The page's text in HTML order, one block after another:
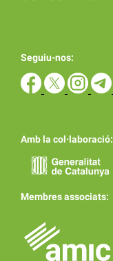
Seguiu-nos:
Amb la col·laboració:
Membres associats: